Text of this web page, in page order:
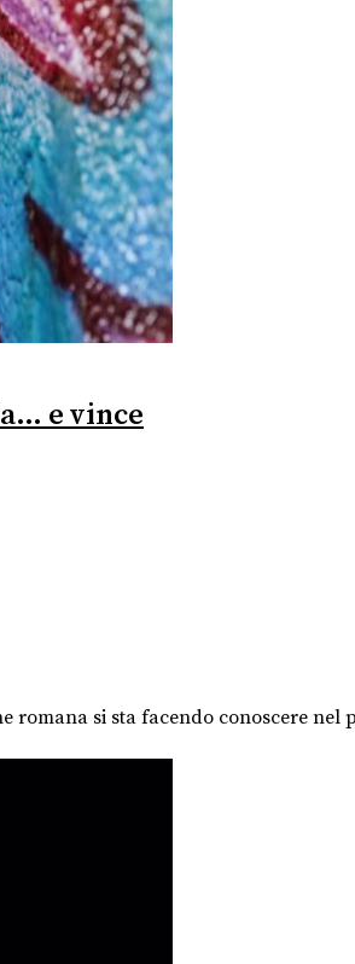
e vince
romana si sta facendo conoscere